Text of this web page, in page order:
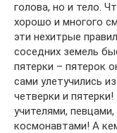
голова, но и тело.
хорошо и многого
эти нехитрые
соседних земель
пятерки – пятерок
сами улетучились
четверки и
учителями,
космонавтами! А